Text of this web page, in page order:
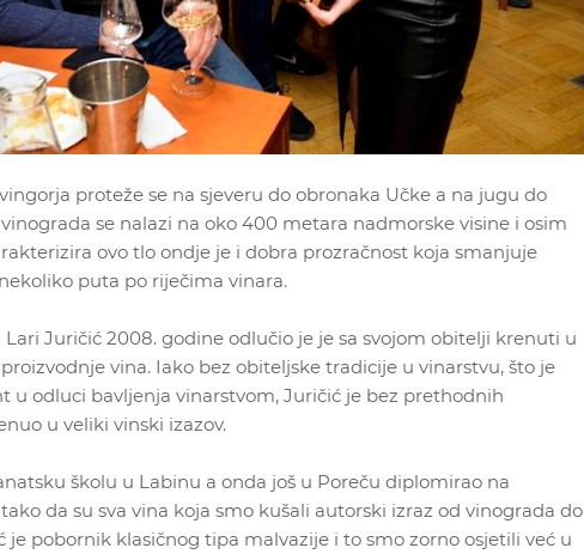
proteže se na sjeveru do obronaka Učke a na jugu do
se nalazi na oko 400 metara nadmorske visine i osim
ovo tlo ondje je i dobra prozračnost koja smanjuje
puta po riječima vinara.
Juričić 2008. godine odlučio je je sa svojom obitelji krenuti u
vina. Iako bez obiteljske tradicije u vinarstvu, što je
u odluci bavljenja vinarstvom, Juričić je bez prethodnih
u veliki vinski izazov.
školu u Labinu a onda još u Poreču diplomirao na
da su sva vina koja smo kušali autorski izraz od vinograda do
je pobornik klasičnog tipa malvazije i to smo zorno osjetili već u